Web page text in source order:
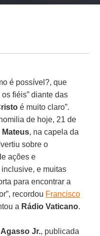
é possível?, que
fiéis” diante das
é muito claro”.
de hoje, 21 de
Mateus, na capela da
sobre o
ações e
e muitas
para encontrar a
recordou Francisco
a Rádio Vaticano.
Jr., publicada